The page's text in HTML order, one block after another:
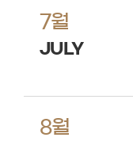
7월
JULY
8월